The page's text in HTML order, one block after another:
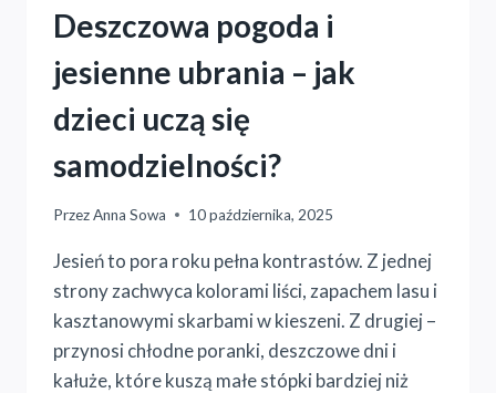
Deszczowa pogoda i
jesienne ubrania – jak
dzieci uczą się
samodzielności?
PrzezAnna Sowa 10 października, 2025
Jesień to pora roku pełna kontrastów. Z jednej
strony zachwyca kolorami liści, zapachem lasu i
kasztanowymi skarbami w kieszeni. Z drugiej –
przynosi chłodne poranki, deszczowe dni i
kałuże, które kuszą małe stópki bardziej niż